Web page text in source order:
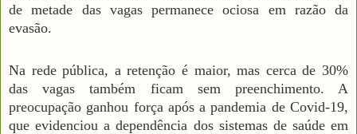
de metade das vagas permanece ociosa em razão da
evasão.
Na rede pública, a retenção é maior, mas cerca de 30%
das vagas também ficam sem preenchimento. A
preocupação ganhou força após a pandemia de Covid-19,
que evidenciou a dependência dos sistemas de saúde em